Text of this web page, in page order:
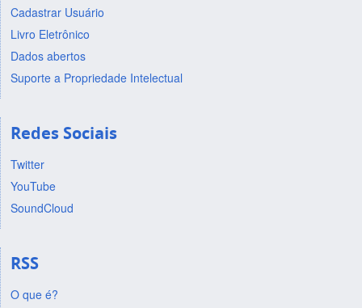
Cadastrar Usuário
Livro Eletrônico
Dados abertos
Suporte a Propriedade Intelectual
Redes Sociais
Twitter
YouTube
SoundCloud
RSS
O que é?